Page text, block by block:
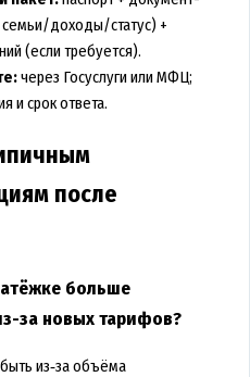
доходы/статус) +
(если требуется).
через Госуслуги или МФЦ;
и срок ответа.
после
больше
за новых тарифов?
из‑за объёма